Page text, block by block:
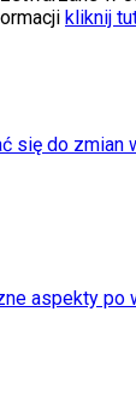
kliknij
się do zmian
aspekty po